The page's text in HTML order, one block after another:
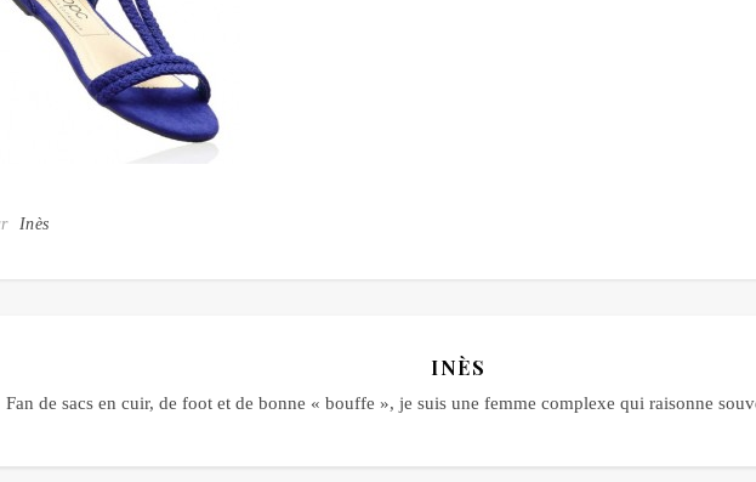
Inès
INÈS
Fan de sacs en cuir, de foot et de bonne « bouffe », je suis une femme complexe qui raisonne